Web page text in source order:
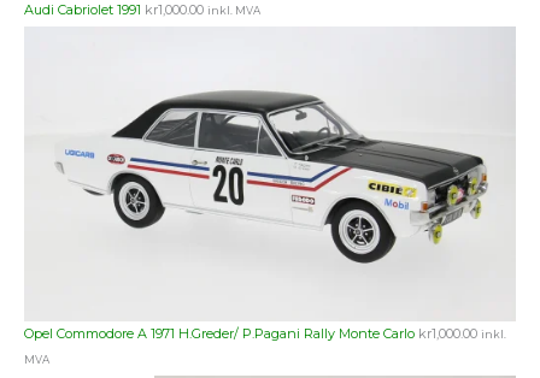
Audi Cabriolet 1991 kr1,000.00 inkl. MVA
Opel Commodore A 1971 H.Greder/ P.Pagani Rally Monte Carlo kr1,000.00 inkl.
MVA